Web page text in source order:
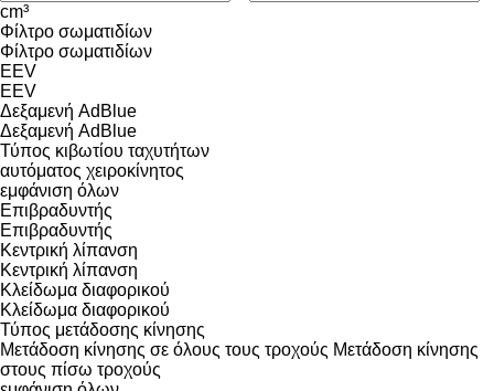
cm³
Φίλτρο σωματιδίων
Φίλτρο σωματιδίων
EEV
EEV
Δεξαμενή AdBlue
Δεξαμενή AdBlue
Τύπος κιβωτίου ταχυτήτων
αυτόματος χειροκίνητος
εμφάνιση όλων
Επιβραδυντής
Επιβραδυντής
Κεντρική λίπανση
Κεντρική λίπανση
Κλείδωμα διαφορικού
Κλείδωμα διαφορικού
Τύπος μετάδοσης κίνησης
Μετάδοση κίνησης σε όλους τους τροχούς Μετάδοση κίνησης
στους πίσω τροχούς